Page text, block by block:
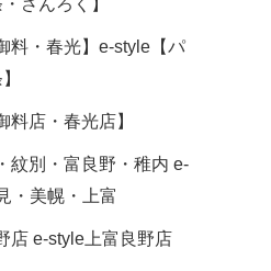
さんろく】
料・春光】e-style【パ
料店・春光店】
紋別・富良野・稚内 e-
・美幌・上富
店 e-style上富良野店